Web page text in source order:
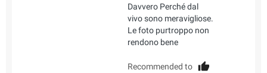
Davvero Perché dal
vivo sono meravigliose.
Le foto purtroppo non
rendono bene
Recommended to